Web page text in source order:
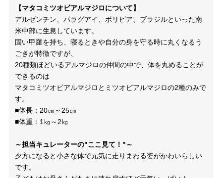
【マタコミツオビアルマジロについて】
アルゼンチン、パラグアイ、ボリビア、ブラジルといった南
米中部に生息しています。
固い甲羅を持ち、寝るときや自分の身を守る時に丸くなるう
ごきが特徴ですが、
20種類ほどいるアルマジロの仲間の中で、体を丸めることが
できるのは
マタコミツオビアルマジロとミツオビアルマジロの2種のみで
す。
■体長：20㎝～25㎝
■体重： 1 ㎏～ 2㎏
～担当キュレーターの"ここ見て！"～
夕方になると小さな体で元気に走りまわる姿がかわいらしい
です。